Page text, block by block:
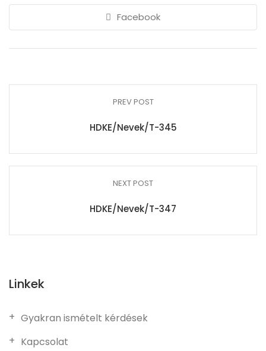
Facebook
PREV POST
HDKE/Nevek/T-345
NEXT POST
HDKE/Nevek/T-347
Linkek
Gyakran ismételt kérdések
Kapcsolat